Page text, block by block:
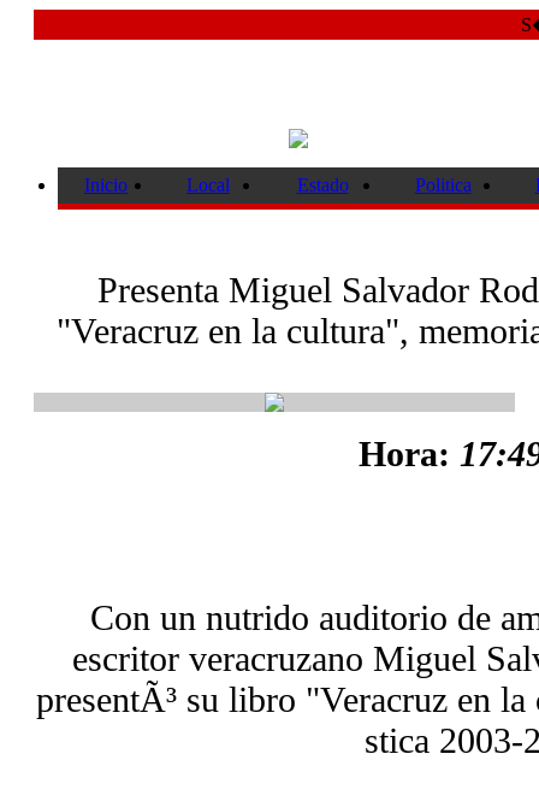
Inicio Local Estado Politica
Presenta Miguel Salvador
"Veracruz en la cultura",
Hora:
Con un nutrido auditorio de
escritor veracruzano Miguel
presentÃ³ su libro "Veracruz en
stica 2003-